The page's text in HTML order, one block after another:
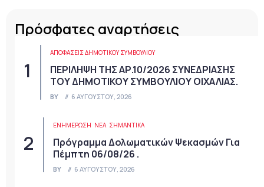
Πρόσφατες αναρτήσεις
ΑΠΟΦΆΣΕΙΣ ΔΗΜΟΤΙΚΟΎ ΣΥΜΒΟΥΛΊΟΥ
ΠΕΡΙΛΗΨΗ ΤΗΣ ΑΡ.10/2026 ΣΥΝΕΔΡΙΑΣΗΣ
ΤΟΥ ΔΗΜΟΤΙΚΟΥ ΣΥΜΒΟΥΛΙΟΥ ΟΙΧΑΛΙΑΣ.
BY 6 ΑΥΓΟΎΣΤΟΥ, 2026
ΕΝΗΜΕΡΩΣΗ ΝΈΑ ΣΗΜΑΝΤΙΚΆ
Πρόγραμμα Δολωματικών Ψεκασμών Για
Πέμπτη 06/08/26 .
BY 6 ΑΥΓΟΎΣΤΟΥ, 2026